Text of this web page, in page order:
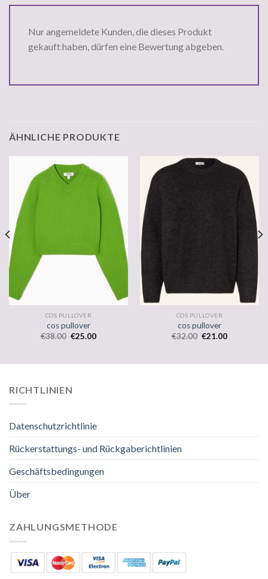
Nur angemeldete Kunden, die dieses Produkt
gekauft haben, dürfen eine Bewertung abgeben.
ÄHNLICHE PRODUKTE
COS PULLOVER
cos pullover
€38.00 €25.00
COS PULLOVER
cos pullover
€32.00 €21.00
RICHTLINIEN
Datenschutzrichtlinie
Rückerstattungs- und Rückgaberichtlinien
Geschäftsbedingungen
Über
ZAHLUNGSMETHODE